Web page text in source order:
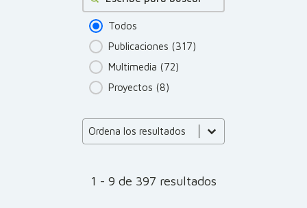
Todos
Publicaciones (317)
Multimedia (72)
Proyectos (8)
Product Order
Ordena los resultados
Product Order
1 - 9 de 397 resultados